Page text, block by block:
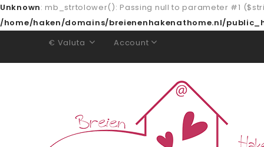
Unknown: mb_strtolower(): Passing null to parameter #1
/home/haken/domains/breienenhakenathome.nl/
€ Valuta Account